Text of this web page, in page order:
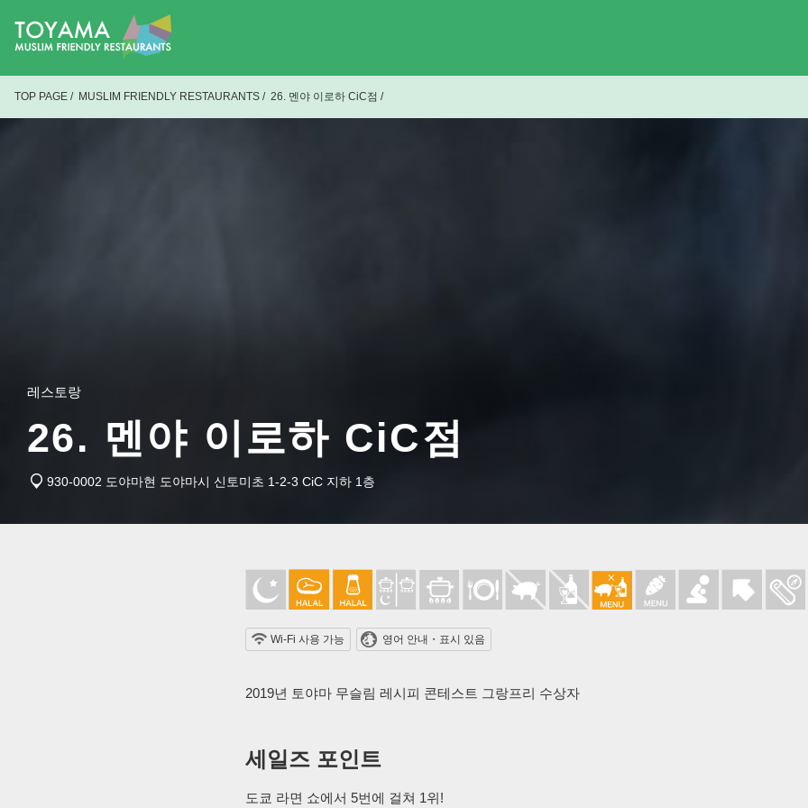
TOP PAGE / MUSLIM FRIENDLY RESTAURANTS / 26. 멘야 이로하 CiC점 /
레스토랑
26. 멘야 이로하 CiC점
930-0002 도야마현 도야마시 신토미초 1-2-3 CiC 지하 1층
Wi-Fi 사용 가능 영어 안내・표시 있음
2019년 토야마 무슬림 레시피 콘테스트 그랑프리 수상자
세일즈 포인트
도쿄 라면 쇼에서 5번에 걸쳐 1위!